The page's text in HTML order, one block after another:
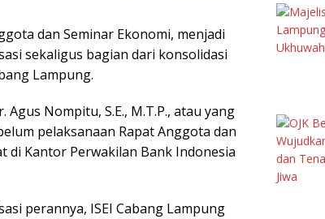
dan Seminar Ekonomi, menjadi
sekaligus bagian dari konsolidasi
Lampung.
Nompitu, S.E., M.T.P., atau yang
pelaksanaan Rapat Anggota dan
di Kantor Perwakilan Bank Indonesia
perannya, ISEI Cabang Lampung